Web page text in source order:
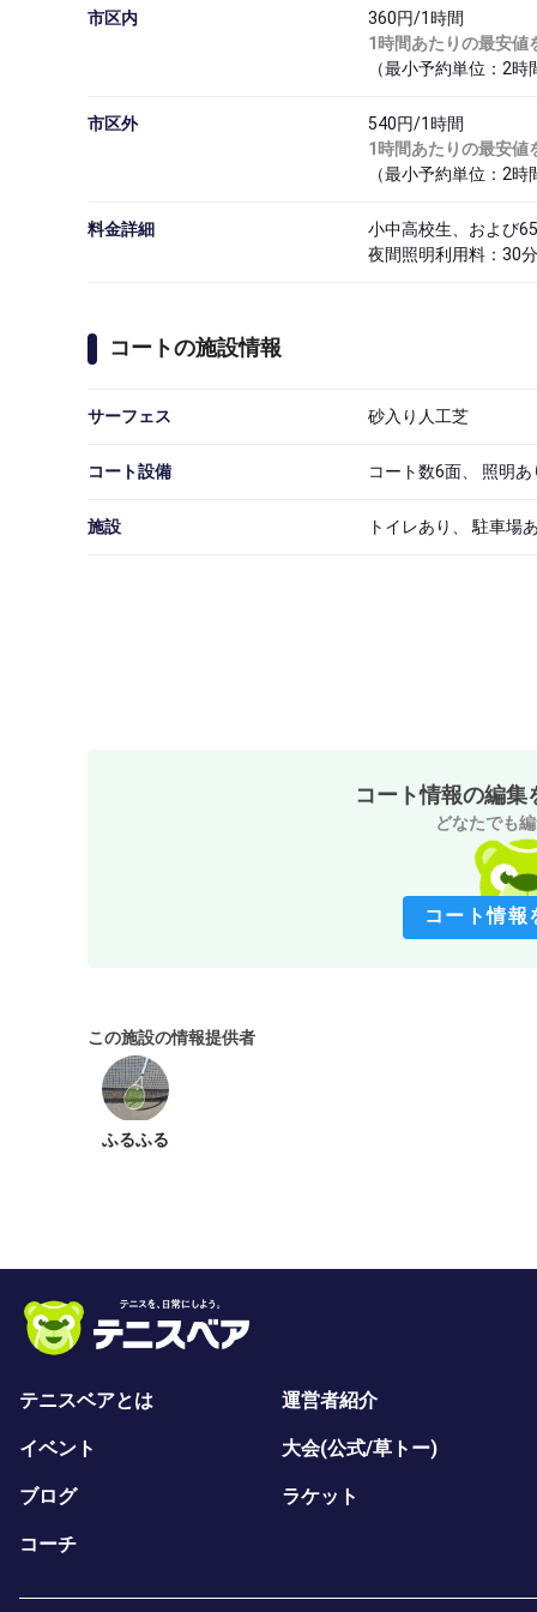
市区内
360円/1時間
1時間あたりの最安値
（最小予約単位：2
市区外
540円/1時間
1時間あたりの最安値
（最小予約単位：2
料金詳細
小中高校生、および
夜間照明利用料：30
コートの施設情報
サーフェス 砂入り人工芝
コート設備 コート数6面、 照明あ
施設 トイレあり、 駐車場
コート情報の編集
どなたでも
コート情報
この施設の情報提供者
ふるふる
テニスベアとは 運営者紹介
イベント 大会(公式/草トー)
ブログ ラケット
コーチ